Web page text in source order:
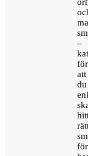
–
för
att
du
för